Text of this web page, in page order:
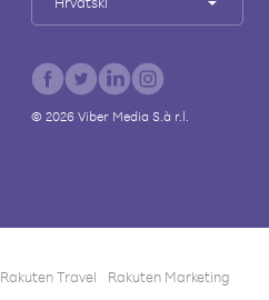
© 2026Viber Media S.à r.l.
Rakuten Travel Rakuten Marketing